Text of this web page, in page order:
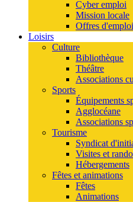
Cyber emploi
Mission locale
Offres d'emploi
Loisirs
Culture
Bibliothèque
Théâtre
Associations
Sports
Équipements
Agglocéane
Associations
Tourisme
Syndicat
Visites et
Hébergements
Fêtes et animations
Fêtes
Animations